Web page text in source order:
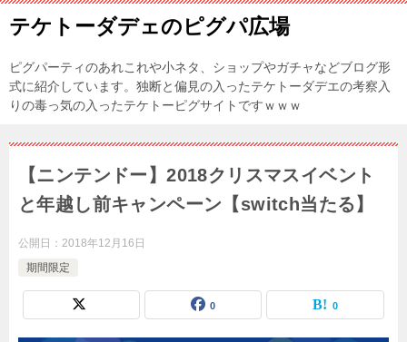
テケトーダデェのピグパ広場
ピグパーティのあれこれや小ネタ、ショップやガチャなどブログ形
式に紹介しています。独断と偏見の入ったテケトーダデエの考察入
りの毒っ気の入ったテケトーピグサイトですｗｗｗ
【ニンテンドー】2018クリスマスイベント
と年越し前キャンペーン【switch当たる】
公開日： 2018年12月16日
期間限定
0 0